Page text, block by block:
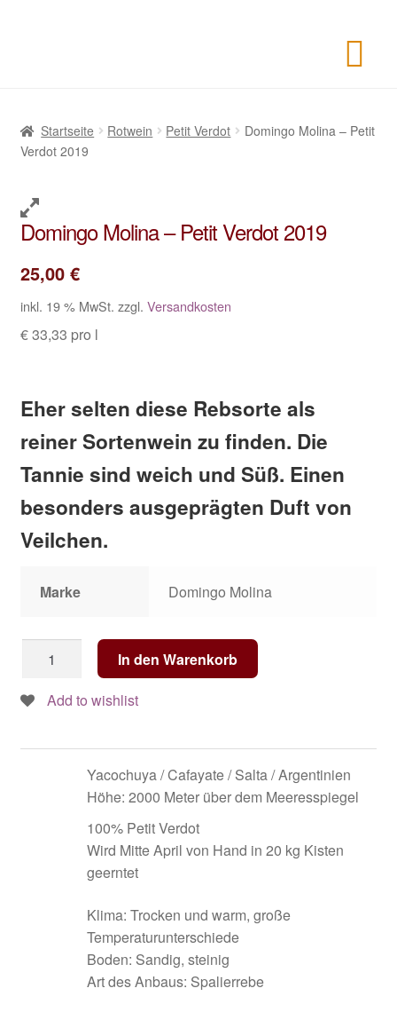
Startseite Rotwein Petit Verdot
Domingo Molina – Petit
Verdot 2019
Domingo Molina – Petit Verdot 2019
25,00 €
inkl. 19 % MwSt. zzgl. Versandkosten
€ 33,33 pro l
Eher selten diese Rebsorte als
reiner Sortenwein zu finden. Die
Tannie sind weich und Süß. Einen
besonders ausgeprägten Duft von
Veilchen.
Marke Domingo Molina
Molina
-
In den Warenkorb
Add to wishlist
Yacochuya / Cafayate / Salta / Argentinien
Höhe: 2000 Meter über dem Meeresspiegel
100% Petit Verdot
Wird Mitte April von Hand in 20 kg Kisten
geerntet
Klima: Trocken und warm, große
Temperaturunterschiede
Boden: Sandig, steinig
Art des Anbaus: Spalierrebe